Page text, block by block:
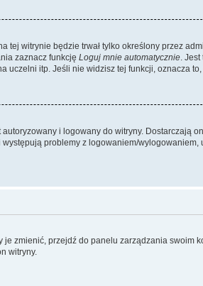
tej witrynie będzie trwał tylko określony przez
zaznacz funkcję Loguj mnie automatycznie.
itp. Jeśli nie widzisz tej funkcji, oznacza to,
i logowany do witryny. Dostarczają
problemy z logowaniem/
zmienić, przejdź do panelu zarządzania swoim
witryny.